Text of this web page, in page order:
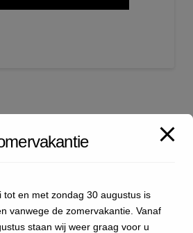
tot en met zondag 30 augustus is
vanwege de zomervakantie. Vanaf
staan wij weer graag voor u